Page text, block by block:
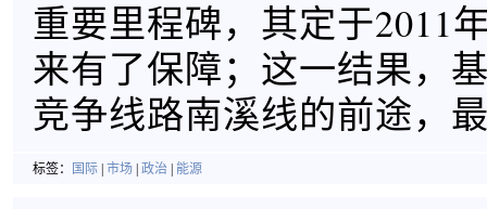
重要里程碑，其定于2011
来有了保障；这一结果，
竞争线路南溪线的前途，
标签： 国际 市场 政治 能源